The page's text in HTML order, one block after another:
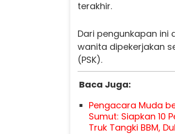
terakhir.
Dari pengunkapan ini
wanita dipekerjakan
(PSK).
Baca Juga:
Pengacara Muda
Sumut: Siapkan 10
Truk Tangki BBM,